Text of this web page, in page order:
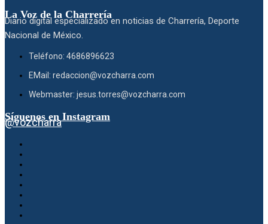
La Voz de la Charrería
Diario digital especializado en noticias de Charrería, Deporte
Nacional de México.
Teléfono: 4686896623
EMail: redaccion@vozcharra.com
Webmaster: jesus.torres@vozcharra.com
Síguenos en Instagram
@vozcharra